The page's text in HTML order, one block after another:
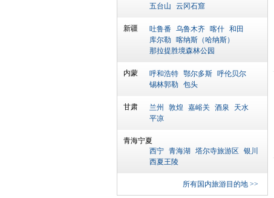
五台山
云冈石窟
新疆 吐鲁番 乌鲁木齐 喀什 和田
库尔勒 喀纳斯（哈纳斯）
那拉提胜境森林公园
内蒙 呼和浩特 鄂尔多斯 呼伦贝尔
锡林郭勒 包头
甘肃 兰州 敦煌 嘉峪关 酒泉
天水
平凉
青海宁夏
西宁 青海湖 塔尔寺旅游区
银川
西夏王陵
所有国内旅游目的地 >>